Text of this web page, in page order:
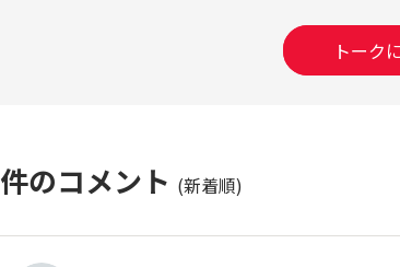
トーク
件のコメント (新着順)